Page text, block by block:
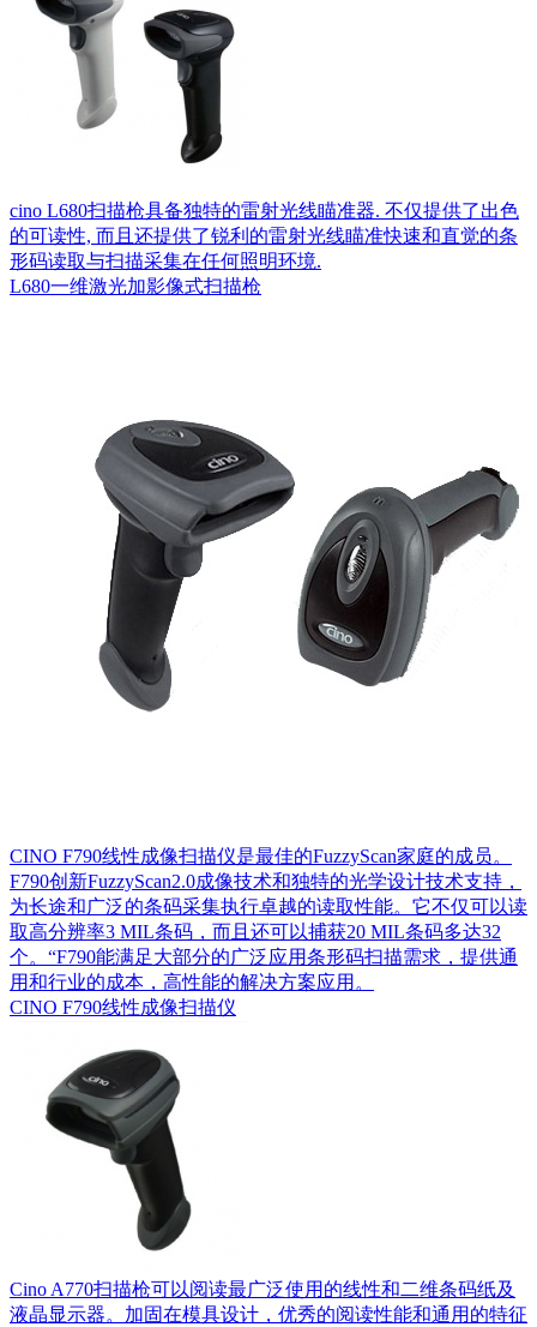
cino L680扫描枪具备独特的雷射光线瞄准器. 不仅提供了出色
的可读性, 而且还提供了锐利的雷射光线瞄准快速和直觉的条
形码读取与扫描采集在任何照明环境.
L680一维激光加影像式扫描枪
CINO F790线性成像扫描仪是最佳的FuzzyScan家庭的成员。
F790创新FuzzyScan2.0成像技术和独特的光学设计技术支持，
为长途和广泛的条码采集执行卓越的读取性能。它不仅可以读
取高分辨率3 MIL条码，而且还可以捕获20 MIL条码多达32
个。“F790能满足大部分的广泛应用条形码扫描需求，提供通
用和行业的成本，高性能的解决方案应用。
CINO F790线性成像扫描仪
Cino A770扫描枪可以阅读最广泛使用的线性和二维条码纸及
液晶显示器。加固在模具设计，优秀的阅读性能和通用的特征